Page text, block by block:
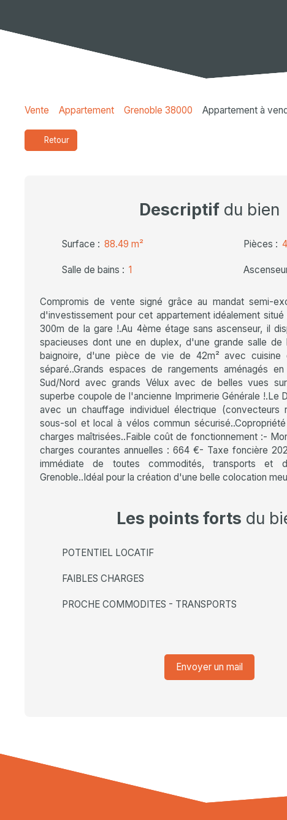
Vente Appartement Grenoble 38000 Appartement à
Retour
Descriptifdu bien
Surface : 88.49 m² Pièces : 4
Salle de bains : 1
Compromis de vente signé grâce au mandat semi-
d'investissement pour cet appartement idéalement situé
300m de la gare !.Au 4ème étage sans ascenseur, il
spacieuses dont une en duplex, d'une grande salle
baignoire, d'une pièce de vie de 42m² avec
séparé..Grands espaces de rangements aménagés en
Sud/Nord avec grands Vélux avec de belles vues
superbe coupole de l'ancienne Imprimerie Générale !.Le
avec un chauffage individuel électrique (convecteurs
sous-sol et local à vélos commun
charges maîtrisées..Faible coût de fonctionnement :-
charges courantes annuelles : 664 €- Taxe foncière
immédiate de toutes commodités, transports et
Grenoble..Idéal pour la création d'une belle colocation
Les points forts du
POTENTIEL LOCATIF
FAIBLES CHARGES
PROCHE COMMODITES - TRANSPORTS
Envoyer un mail